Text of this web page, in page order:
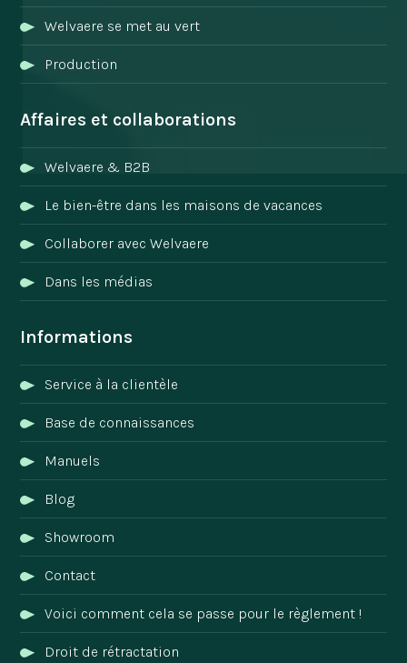
Welvaere se met au vert
Production
Affaires et collaborations
Welvaere & B2B
Le bien-être dans les maisons de vacances
Collaborer avec Welvaere
Dans les médias
Informations
Service à la clientèle
Base de connaissances
Manuels
Blog
Showroom
Contact
Voici comment cela se passe pour le règlement !
Droit de rétractation